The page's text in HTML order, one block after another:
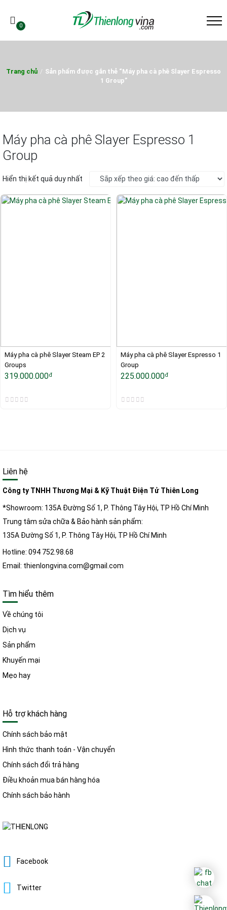
0
Trang chủ / Sản phẩm được gắn thẻ “Máy pha cà phê Slayer Espresso
1 Group”
Máy pha cà phê Slayer Espresso 1
Group
Hiển thị kết quả duy nhất
Máy pha cà phê Slayer Steam EP 2
Groups
319.000.000đ
Máy pha cà phê Slayer Espresso 1
Group
225.000.000đ
Liên hệ
Công ty TNHH Thương Mại & Kỹ Thuật Điện Tử Thiên Long
*Showroom: 135A Đường Số 1, P. Thông Tây Hội, TP Hồ Chí Minh
Trung tâm sửa chữa & Bảo hành sản phẩm:
135A Đường Số 1, P. Thông Tây Hội, TP Hồ Chí Minh
Hotline: 094 752.98.68
Email: thienlongvina.com@gmail.com
Tìm hiểu thêm
Về chúng tôi
Dịch vụ
Sản phẩm
Khuyến mại
Mẹo hay
Hỗ trợ khách hàng
Chính sách bảo mật
Hình thức thanh toán - Vận chuyển
Chính sách đổi trả hàng
Điều khoản mua bán hàng hóa
Chính sách bảo hành
Facebook
Twitter